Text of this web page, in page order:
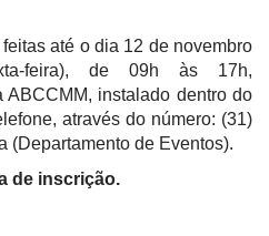
até o dia 12 de novembro
feira), de 09h às 17h,
ABCCMM, instalado dentro do
através do número: (31)
(Departamento de Eventos).
de inscrição.